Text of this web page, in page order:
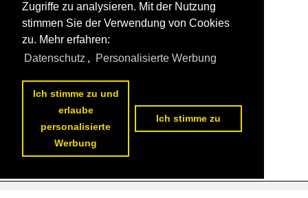
Zugriffe zu analysieren. Mit der Nutzung
stimmen Sie der Verwendung von Cookies
zu. Mehr erfahren:
Datenschutz , Personalisierte Werbung
Ich stimme zu und
erlaube
personalisierte
Werbung
Ich stimme zu